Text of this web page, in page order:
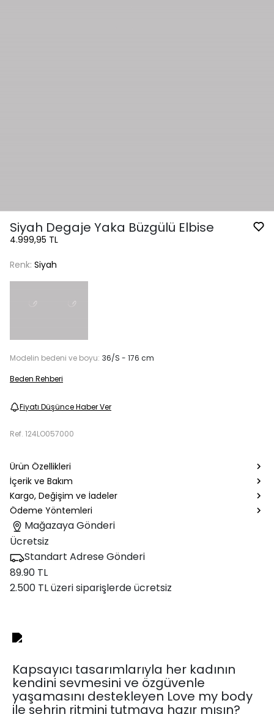
Siyah Degaje Yaka Büzgülü Elbise
4.999,95 TL
Renk: Siyah
Modelin bedeni ve boyu: 36/S - 176 cm
Beden Rehberi
Fiyatı Düşünce Haber Ver
Ref. 124LO057000
Ürün Özellikleri
İçerik ve Bakım
Kargo, Değişim ve İadeler
Ödeme Yöntemleri
Mağazaya Gönderi
Ücretsiz
Standart Adrese Gönderi
89.90 TL
2.500 TL üzeri siparişlerde ücretsiz
Kapsayıcı tasarımlarıyla her kadının
kendini sevmesini ve özgüvenle
yaşamasını destekleyen Love my body
ile şehrin ritmini tutmaya hazır mısın?